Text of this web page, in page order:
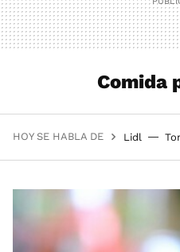
Comida
HOY SE HABLA DE Lidl